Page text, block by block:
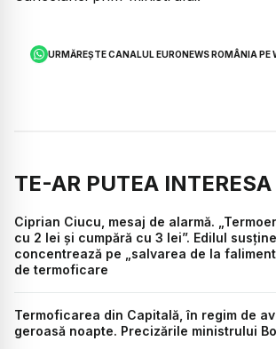
URMĂREȘTE CANALUL EURONEWS ROMÂNIA PE
TE-AR PUTEA INTERESA
Ciprian Ciucu, mesaj de alarmă.
cu 2 lei și cumpără cu 3 lei”. Edilul
concentrează pe „salvarea de la
de termoficare
Termoficarea din Capitală, în regim de
geroasă noapte. Precizările ministrului